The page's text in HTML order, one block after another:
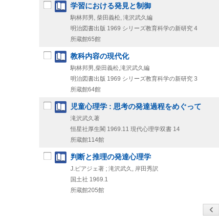
学習における発見と制御
駒林邦男, 柴田義松, 滝沢武久編
明治図書出版 1969 シリーズ教育科学の新研究 4
所蔵館65館
教科内容の現代化
駒林邦男,柴田義松,滝沢武久編
明治図書出版 1969 シリーズ教育科学の新研究 3
所蔵館64館
児童心理学 : 思考の発達過程をめぐって
滝沢武久著
恒星社厚生閣 1969.11 現代心理学双書 14
所蔵館114館
判断と推理の発達心理学
J.ピアジェ著 ; 滝沢武久, 岸田秀訳
国土社 1969.1
所蔵館205館